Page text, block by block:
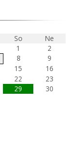
So
Ne
1
2
8
9
15
16
22
23
29
30